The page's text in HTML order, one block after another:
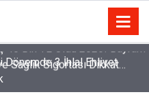
Dönemde 3 İhlal Ehliyet